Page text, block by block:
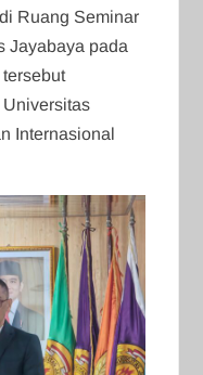
di Ruang Seminar
Jayabaya pada
Internasional